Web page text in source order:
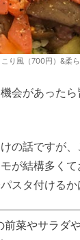
こり風（700円）&柔
会があった
の話ですが
が結構多く
スタ付けるか
前菜やサラダ